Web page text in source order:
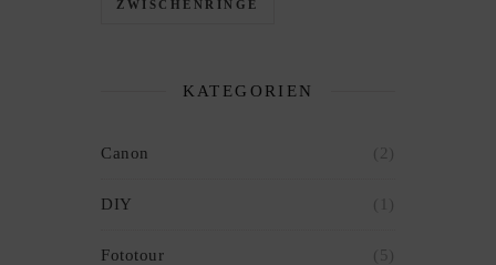
ZWISCHENRINGE
KATEGORIEN
Canon (2)
DIY (1)
Fototour (5)